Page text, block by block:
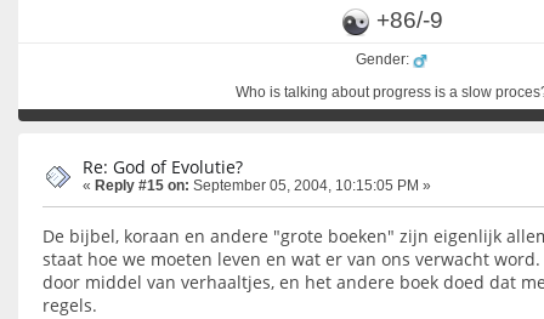
+86/-9
Gender:
Who is talking about progress is a slow
Re: God of Evolutie?
« Reply #15 on: September 05, 2004, 10:15:05 PM »
De bijbel, koraan en andere "grote boeken" zijn eigenlijk
staat hoe we moeten leven en wat er van ons verwacht
door middel van verhaaltjes, en het andere boek doed dat
regels.